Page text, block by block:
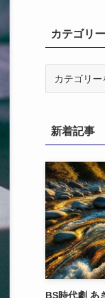
カテゴリー
ー新着記事
BS時代劇 あ